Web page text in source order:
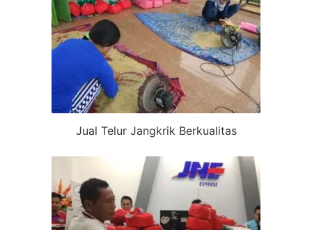
Jual Telur Jangkrik Berkualitas